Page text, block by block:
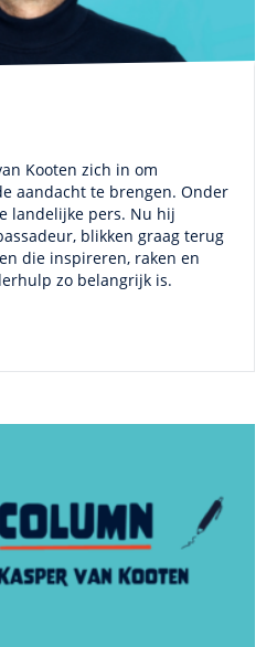
Kooten zich in om
aandacht te brengen. Onder
landelijke pers. Nu hij
blikken graag terug
die inspireren, raken en
zo belangrijk is.